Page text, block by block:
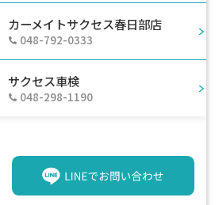
カーメイトサクセス春日部店
048-792-0333
サクセス車検
048-298-1190